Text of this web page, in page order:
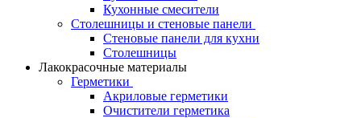
Кухонные смесители
Столешницы и стеновые панели
Стеновые панели для кухни
Столешницы
Лакокрасочные материалы
Герметики
Акриловые герметики
Очистители герметика